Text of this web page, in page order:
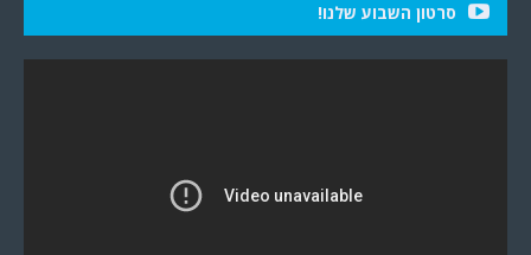
סרטון השבוע שלנו!